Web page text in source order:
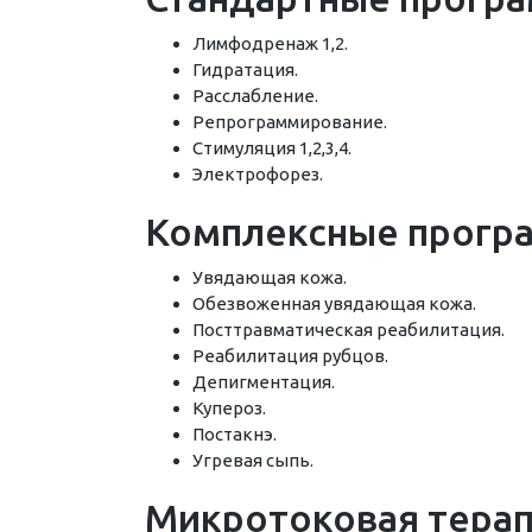
Лимфодренаж 1,2.
Гидратация.
Расслабление.
Репрограммирование.
Стимуляция 1,2,3,4.
Электрофорез.
Комплексные
Увядающая кожа.
Обезвоженная увядающая кожа.
Посттравматическая реабилитация.
Реабилитация рубцов.
Депигментация.
Купероз.
Постакнэ.
Угревая сыпь.
Микротоковая